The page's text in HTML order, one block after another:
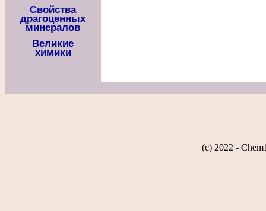
Свойства
драгоценных
минералов
Великие
химики
(c) 2022 -